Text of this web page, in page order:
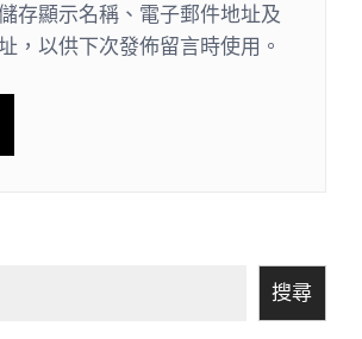
存顯示名稱、電子郵件地址及
，以供下次發佈留言時使用。
搜尋